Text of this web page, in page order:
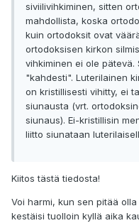
siviilivihkiminen, sitten
mahdollista, koska
kuin ortodoksit ovat
ortodoksisen kirkon
vihkiminen ei ole pätevä.
"kahdesti". Luterilainen
on kristillisesti vihitty, ei
siunausta (vrt.
siunaus). Ei-kristillisin
liitto siunataan
Kiitos tästä tiedosta!
Voi harmi, kun sen pitää
kestäisi tuolloin kyllä aika